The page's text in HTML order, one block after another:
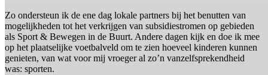
Zo ondersteun ik de ene dag lokale partners bij het benutten van
mogelijkheden tot het verkrijgen van subsidiestromen op gebieden
als Sport & Bewegen in de Buurt. Andere dagen kijk en doe ik mee
op het plaatselijke voetbalveld om te zien hoeveel kinderen kunnen
genieten, van wat voor mij vroeger al zo’n vanzelfsprekendheid
was: sporten.